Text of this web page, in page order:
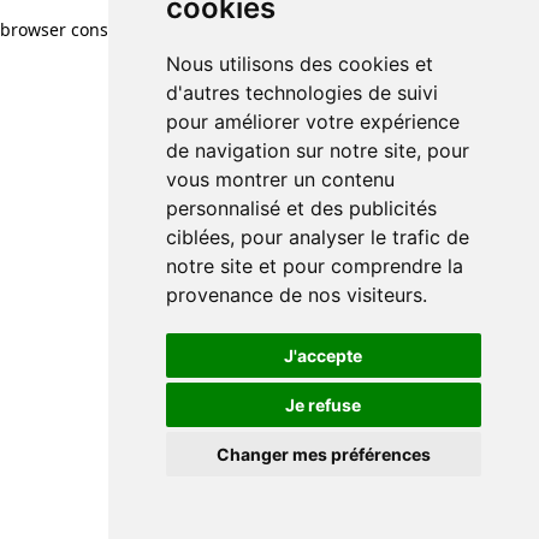
cookies
Nous utilisons des cookies et
d'autres technologies de suivi
pour améliorer votre expérience
de navigation sur notre site, pour
vous montrer un contenu
personnalisé et des publicités
ciblées, pour analyser le trafic de
notre site et pour comprendre la
provenance de nos visiteurs.
J'accepte
Je refuse
Changer mes préférences
cookies
Nous utilisons des cookies et
d'autres technologies de suivi
pour améliorer votre expérience
de navigation sur notre site, pour
vous montrer un contenu
personnalisé et des publicités
ciblées, pour analyser le trafic de
notre site et pour comprendre la
provenance de nos visiteurs.
J'accepte
Je refuse
Changer mes préférences
browser console for more information)